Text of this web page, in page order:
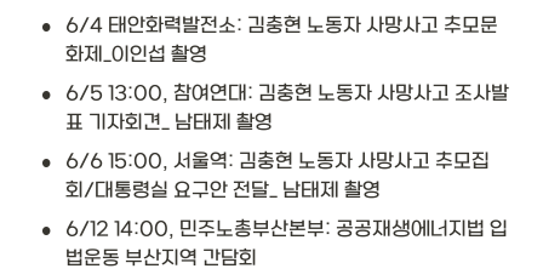
•
6/4 태안화력발전소: 김충현 노동자 사망사고 추모문
화제_이인섭 촬영
•
6/5 13:00, 참여연대: 김충현 노동자 사망사고 조사발
표 기자회견_ 남태제 촬영
•
6/6 15:00, 서울역: 김충현 노동자 사망사고 추모집
회/대통령실 요구안 전달_ 남태제 촬영
•
6/12 14:00, 민주노총부산본부: 공공재생에너지법 입
법운동 부산지역 간담회